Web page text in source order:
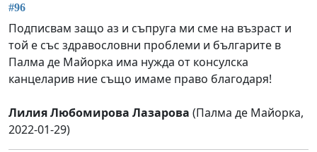
#96
Подписвам защо аз и съпруга ми сме на възраст и
той е със здравословни проблеми и българите в
Палма де Майорка има нужда от консулска
канцеларив ние също имаме право благодаря!
Лилия Любомирова Лазарова (Палма де Майорка,
2022-01-29)